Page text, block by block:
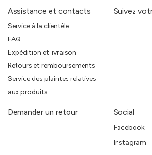
Assistance et contacts
Service à la clientèle
FAQ
Expédition et livraison
Retours et remboursements
Service des plaintes relatives
aux produits
Suivez
Demander un retour Social
Facebook
Instagram